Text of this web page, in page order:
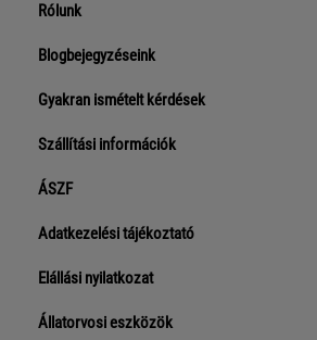
Rólunk
Blogbejegyzéseink
Gyakran ismételt kérdések
Szállítási információk
ÁSZF
Adatkezelési tájékoztató
Elállási nyilatkozat
Állatorvosi eszközök